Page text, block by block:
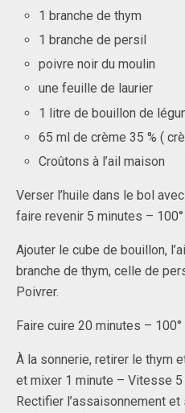
1 branche de thym
1 branche de persil
poivre noir du moulin
une feuille de laurier
1 litre de bouillon de
65 ml de crème 35 % (
Croûtons à l’ail maison
Verser l’huile dans le bol
faire revenir 5 minutes –
Ajouter le cube de bouillon,
branche de thym, celle de
Poivrer.
Faire cuire 20 minutes –
À la sonnerie, retirer le thym
et mixer 1 minute – Vitesse 5
Rectifier l’assaisonnement